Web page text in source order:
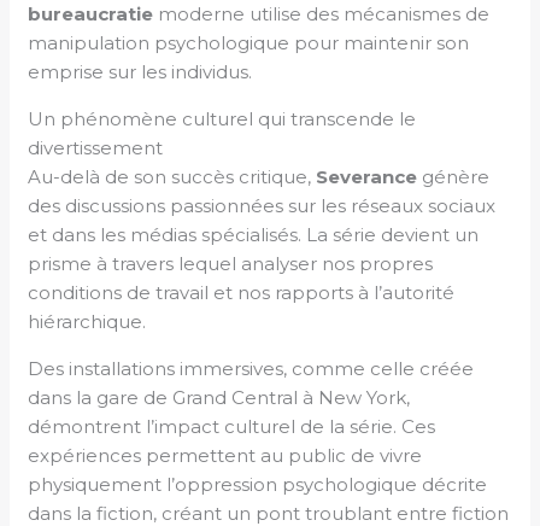
bureaucratie moderne utilise des mécanismes de
manipulation psychologique pour maintenir son
emprise sur les individus.
Un phénomène culturel qui transcende le
divertissement
Au-delà de son succès critique, Severance génère
des discussions passionnées sur les réseaux sociaux
et dans les médias spécialisés. La série devient un
prisme à travers lequel analyser nos propres
conditions de travail et nos rapports à l’autorité
hiérarchique.
Des installations immersives, comme celle créée
dans la gare de Grand Central à New York,
démontrent l’impact culturel de la série. Ces
expériences permettent au public de vivre
physiquement l’oppression psychologique décrite
dans la fiction, créant un pont troublant entre fiction